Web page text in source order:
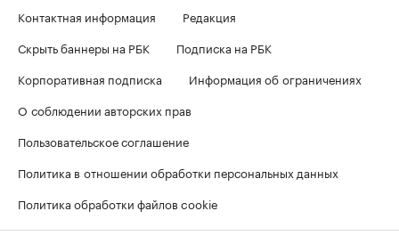
Контактная информация
Редакция
Скрыть баннеры на РБК
Подписка на РБК
Корпоративная подписка
Информация об ограничениях
О соблюдении авторских прав
Пользовательское соглашение
Политика в отношении обработки персональных данных
Политика обработки файлов cookie